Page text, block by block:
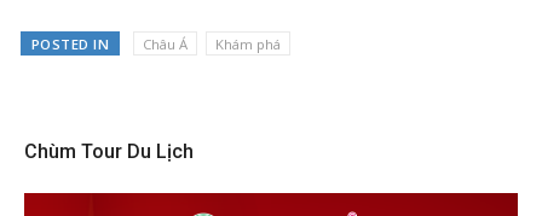
POSTED IN Châu Á Khám phá
Chùm Tour Du Lịch